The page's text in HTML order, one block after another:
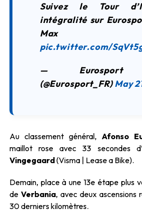
Suivez le Tour
intégralité sur
pic.twitter.com/
— Eurosport
(@Eurosport_FR)May
Au classement général, Afonso
maillot rose avec 33 secondes
Vingegaard(Visma | Lease a Bike).
Demain, place à une 13e étape plus
de Verbania, avec deux ascensions
30 derniers kilomètres.